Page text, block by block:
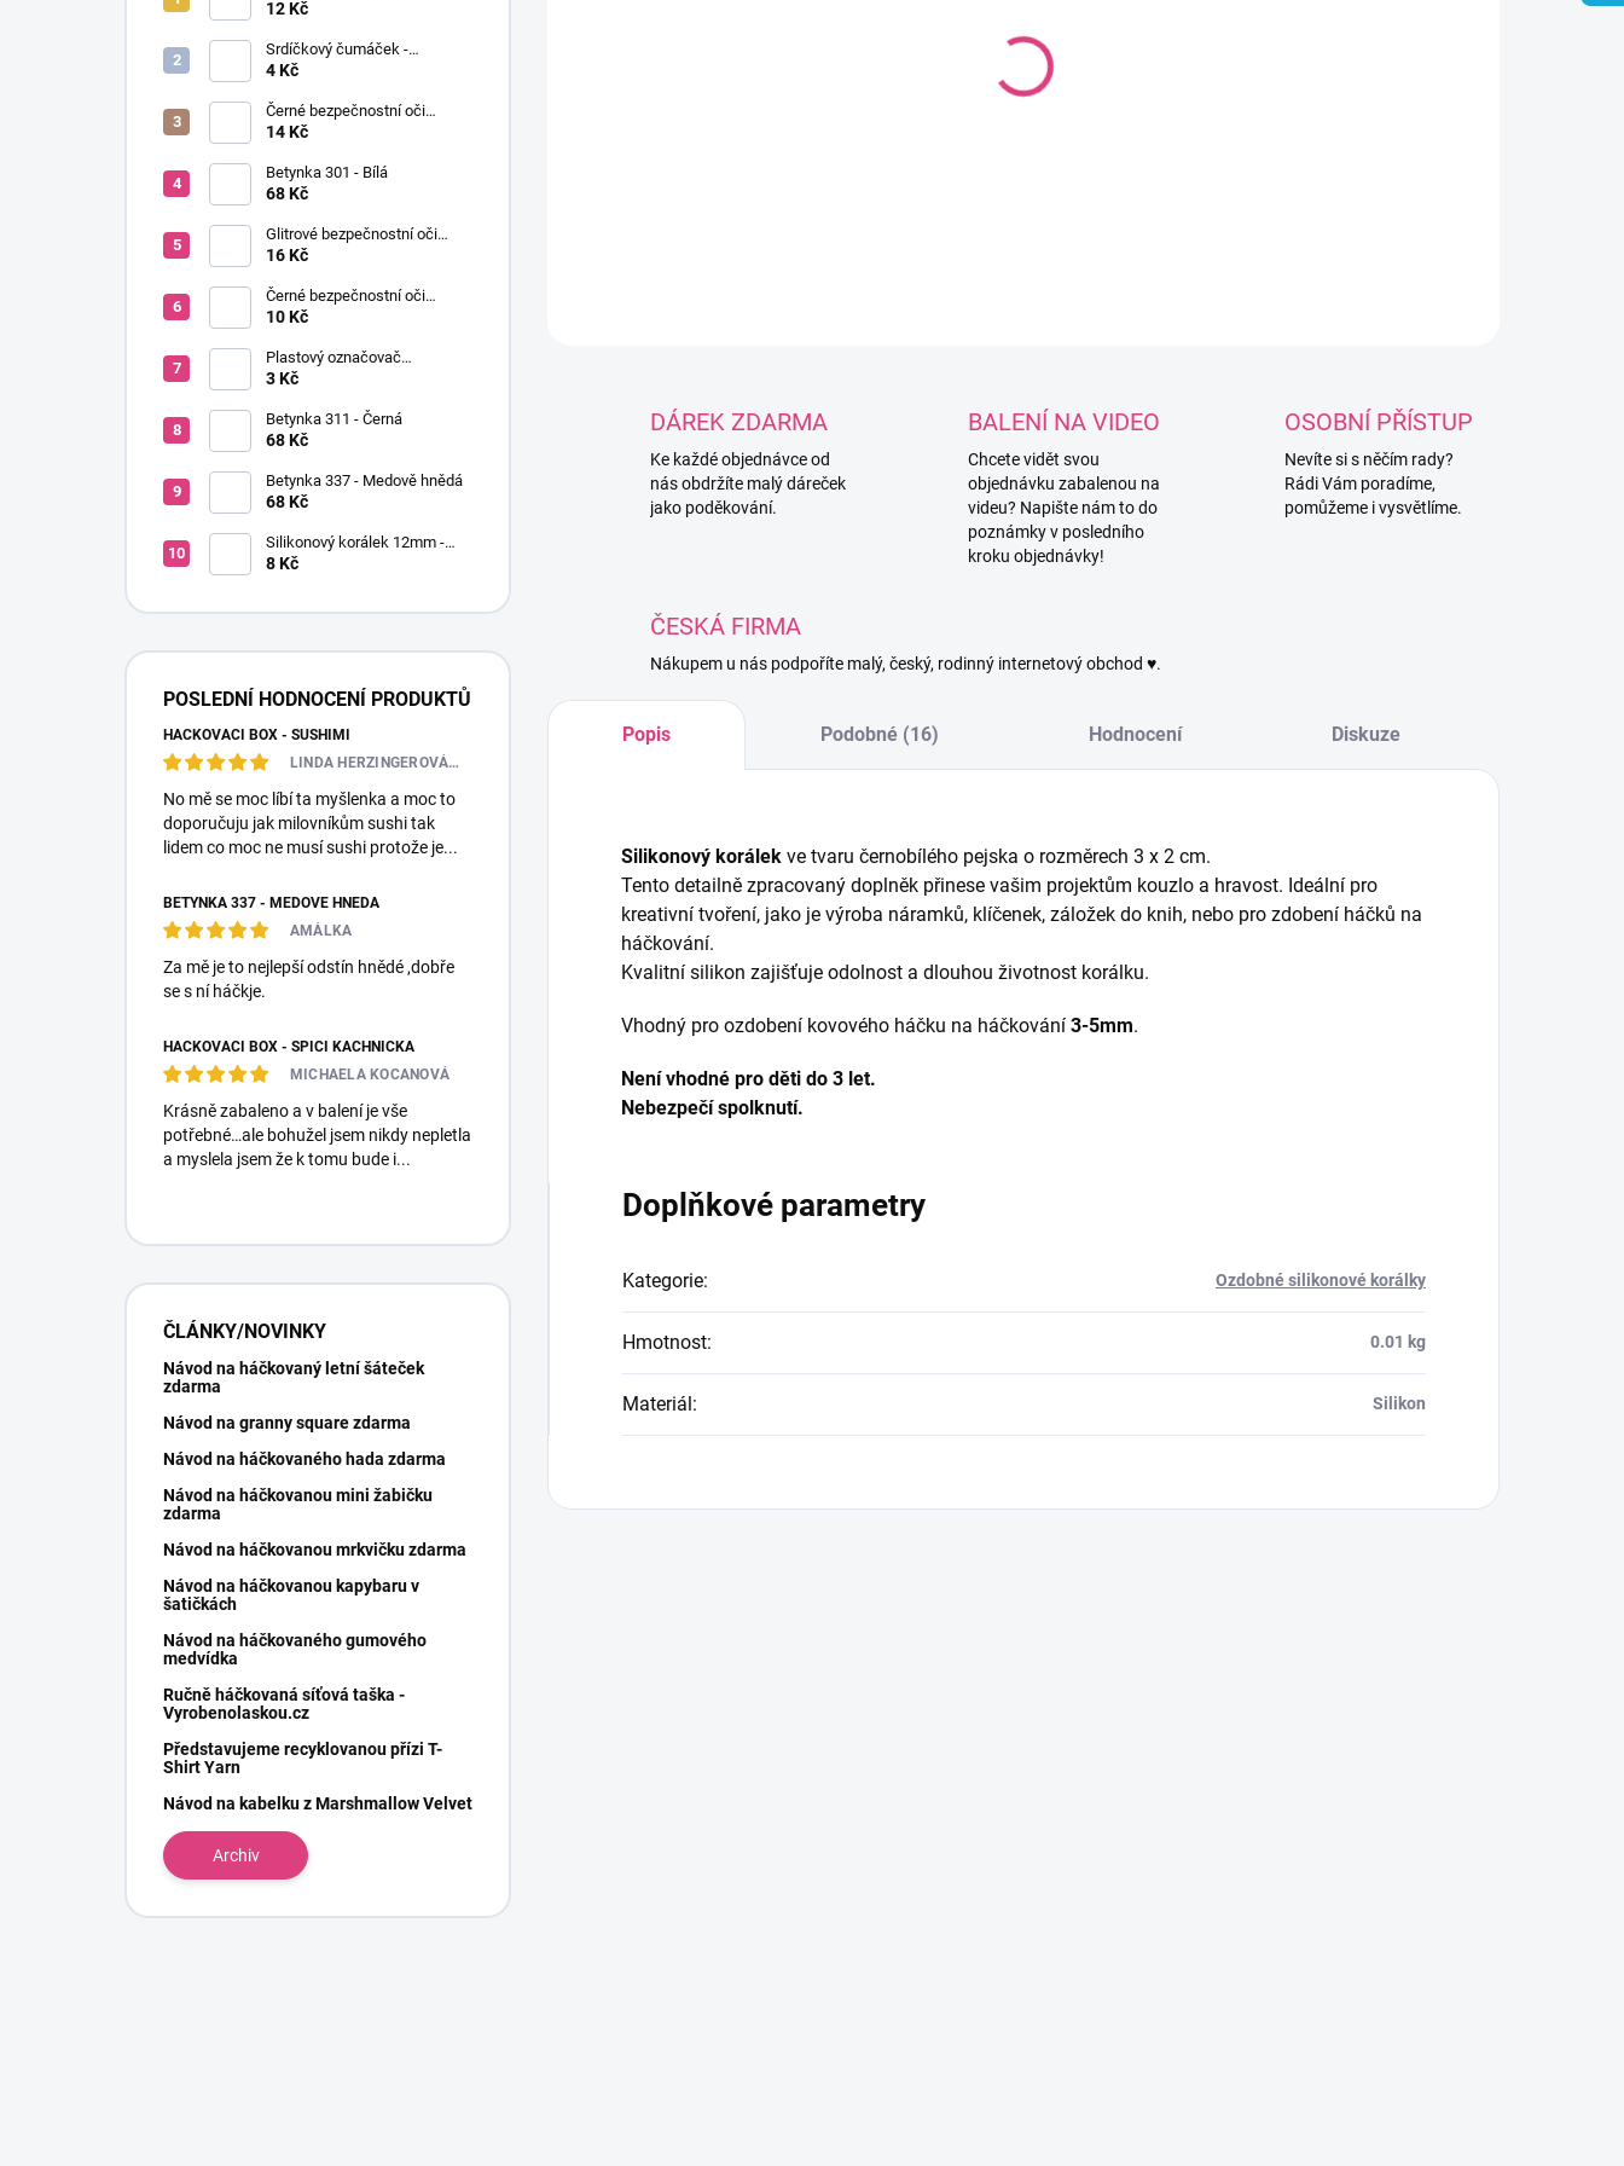
Ø12mm (pár)
12 Kč
Srdíčkový čumáček -
12x13mm
4 Kč
Černé bezpečnostní oči
Ø14mm (pár)
14 Kč
Betynka 301 - Bílá
68 Kč
Glitrové bezpečnostní oči
Ø10mm (Pár)
16 Kč
Černé bezpečnostní oči
Ø10mm (pár)
10 Kč
Plastový označovač
(markovátko)
3 Kč
Betynka 311 - Černá
68 Kč
Betynka 337 - Medově hnědá
68 Kč
Silikonový korálek 12mm -
Kulatý
8 Kč
POSLEDNÍ HODNOCENÍ PRODUKTŮ
HÁČKOVACÍ BOX - SUSHIMI
LINDA HERZINGEROVÁ❤️🎀💋
No mě se moc líbí ta myšlenka a moc to
doporučuju jak milovníkům sushi tak
lidem co moc ne musí sushi protože je...
BETYNKA 337 - MEDOVĚ HNĚDÁ
AMÁLKA
Za mě je to nejlepší odstín hnědé ,dobře
se s ní háčkje.
HÁČKOVACÍ BOX - SPÍCÍ KACHNIČKA
MICHAELA KOCANOVÁ
Krásně zabaleno a v balení je vše
potřebné…ale bohužel jsem nikdy nepletla
a myslela jsem že k tomu bude i...
ČLÁNKY/NOVINKY
Návod na háčkovaný letní šáteček
zdarma
Návod na granny square zdarma
Návod na háčkovaného hada zdarma
Návod na háčkovanou mini žabičku
zdarma
Návod na háčkovanou mrkvičku zdarma
Návod na háčkovanou kapybaru v
šatičkách
Návod na háčkovaného gumového
medvídka
Ručně háčkovaná síťová taška -
Vyrobenolaskou.cz
Představujeme recyklovanou přízi T-
Shirt Yarn
Návod na kabelku z Marshmallow Velvet
Archiv
MOŽNOSTI DORUČENÍ
DÁREK ZDARMA
Ke každé objednávce od
nás obdržíte malý dáreček
jako poděkování.
BALENÍ NA VIDEO
Chcete vidět svou
objednávku zabalenou na
videu? Napište nám to do
poznámky v posledního
kroku objednávky!
OSOBNÍ PŘÍSTUP
Nevíte si s něčím rady?
Rádi Vám poradíme,
pomůžeme i vysvětlíme.
ČESKÁ FIRMA
Nákupem u nás podpoříte malý, český, rodinný internetový obchod ♥.
Popis Podobné (16) Hodnocení Diskuze
Silikonový korálek ve tvaru černobílého pejska o rozměrech 3 x 2 cm.
Tento detailně zpracovaný doplněk přinese vašim projektům kouzlo a hravost. Ideální pro
kreativní tvoření, jako je výroba náramků, klíčenek, záložek do knih, nebo pro zdobení háčků na
háčkování.
Kvalitní silikon zajišťuje odolnost a dlouhou životnost korálku.
Vhodný pro ozdobení kovového háčku na háčkování 3-5mm.
Není vhodné pro děti do 3 let.
Nebezpečí spolknutí.
Doplňkové parametry
Kategorie: Ozdobné silikonové korálky
Hmotnost: 0.01 kg
Materiál: Silikon